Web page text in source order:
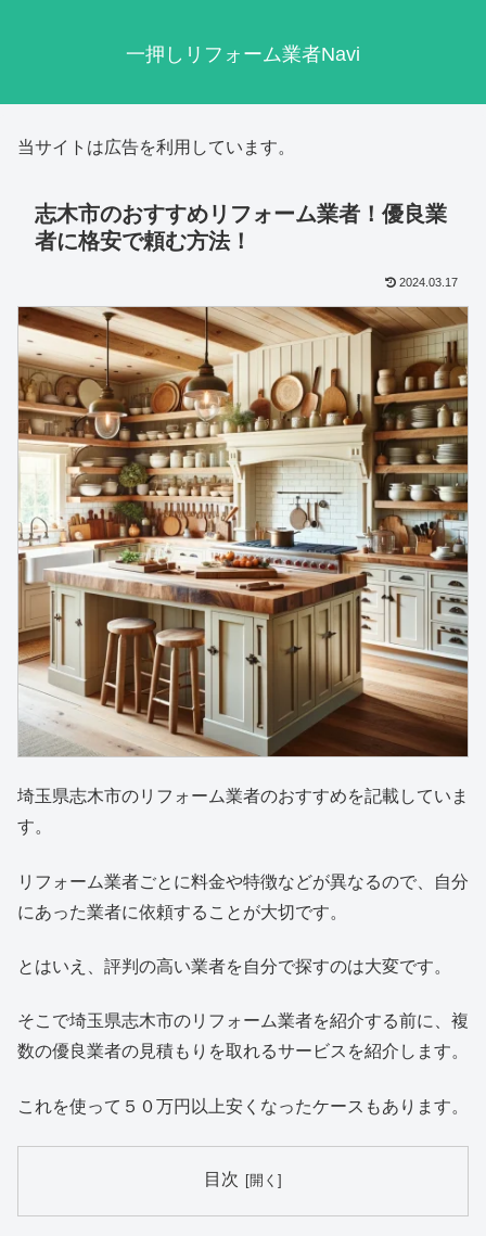
一押しリフォーム業者Navi
当サイトは広告を利用しています。
志木市のおすすめリフォーム業者！優良業
者に格安で頼む方法！
2024.03.17
埼玉県志木市のリフォーム業者のおすすめを記載していま
す。
リフォーム業者ごとに料金や特徴などが異なるので、自分
にあった業者に依頼することが大切です。
とはいえ、評判の高い業者を自分で探すのは大変です。
そこで埼玉県志木市のリフォーム業者を紹介する前に、複
数の優良業者の見積もりを取れるサービスを紹介します。
これを使って５０万円以上安くなったケースもあります。
目次